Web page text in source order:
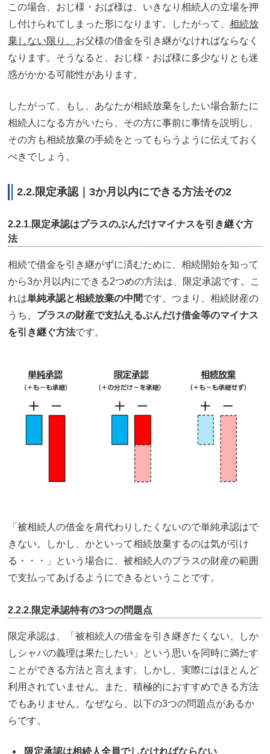
この場合、おじ様・おば様は、いきなり相続人の立場を押
し付けられてしまった形になります。したがって、 相続放
棄しない限り、 お父様の借金を引き継がなければならなく
なります。そうなると、おじ様・おば様に多少なりとも迷
惑がかかる可能性があります。
したがって、もし、あなたが相続放棄をしたい場合新たに
相続人になる方がいたら、その方に事前に事情を説明し、
その方も相続放棄の手続をとってもらうように伝えておく
べきでしょう。
2.2.限定承認｜3か月以内にできる方法その2
2.2.1.限定承認はプラスのぶんだけマイナスを引き継ぐ方
法
相続で借金を引き継がずに済むために、相続開始を知って
から3か月以内にできる2つめの方法は、限定承認です。こ
れは単純承認と相続放棄の中間です。つまり、相続財産の
うち、 プラスの財産で支払えるぶんだけ借金等のマイナス
を引き継ぐ方法です。
「被相続人の借金を肩代わりしたくないので単純承認はで
きない。しかし、かといって相続放棄するのは気が引け
る・・・」という場合に、被相続人のプラスの財産の範囲
で支払ってあげるようにできるということです。
2.2.2.限定承認特有の3つの問題点
限定承認は、「被相続人の借金を引き継ぎたくない、しか
しシャバの義理は果たしたい」という思いを同時に満たす
ことができる方法と言えます。しかし、実際にはほとんど
利用されていません。また、積極的におすすめできる方法
でもありません。なぜなら、以下の3つの問題点があるか
らです。
限定承認は相続人全員でしなければならない